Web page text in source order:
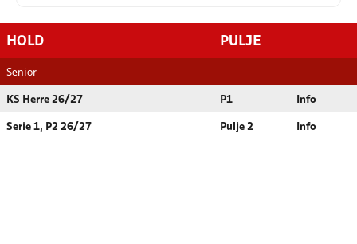
HOLD PULJE
Senior
KS Herre 26/27 P1 Info
Serie 1, P2 26/27 Pulje 2 Info